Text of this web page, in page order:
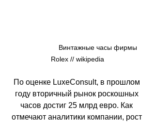
Rolex // wikipedia
По оценке LuxeConsult, в прошлом
году вторичный рынок роскошных
часов достиг 25 млрд евро. Как
отмечают аналитики компании, рост